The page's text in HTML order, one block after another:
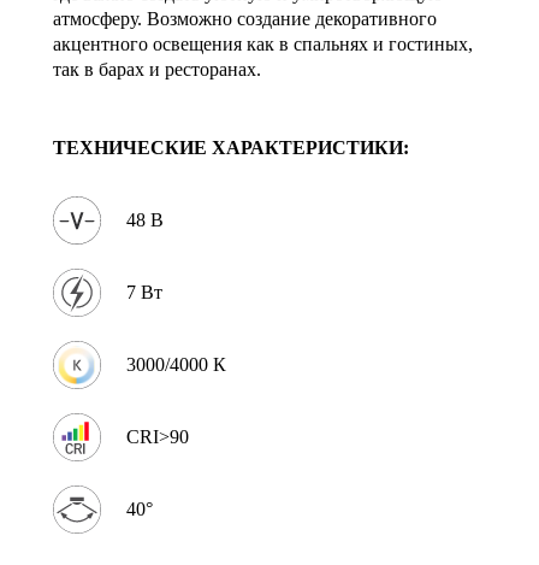
атмосферу. Возможно создание декоративного
акцентного освещения как в спальнях и гостиных,
так в барах и ресторанах.
ТЕХНИЧЕСКИЕ ХАРАКТЕРИСТИКИ:
48 В
7 Вт
3000/4000 К
CRI>90
40°